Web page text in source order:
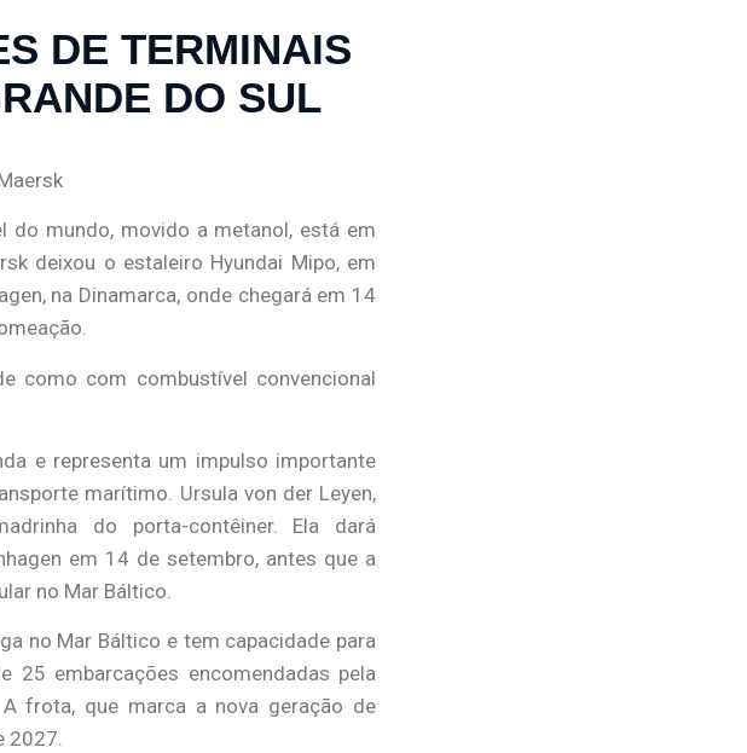
DE TERMINAIS
DO SUL
do mundo, movido a metanol, está em
deixou o estaleiro Hyundai Mipo, em
na Dinamarca, onde chegará em 14
como com combustível convencional
e representa um impulso importante
marítimo. Ursula von der Leyen,
do porta-contêiner. Ela dará
em 14 de setembro, antes que a
no Mar Báltico.
no Mar Báltico e tem capacidade para
25 embarcações encomendadas pela
frota, que marca a nova geração de
2027.